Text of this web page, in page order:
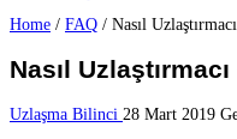
Home / FAQ / Nasıl
Nasıl
Uzlaşma Bilinci 28 Mart 2019